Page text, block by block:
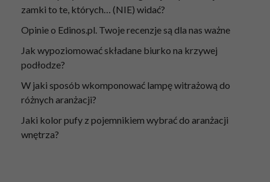
zamki to te, których… (NIE) widać?
Opinie o Edinos.pl. Twoje recenzje są dla nas ważne
Jak wypoziomować składane biurko na krzywej
podłodze?
W jaki sposób wkomponować lampę witrażową do
różnych aranżacji?
Jaki kolor pufy z pojemnikiem wybrać do aranżacji
wnętrza?